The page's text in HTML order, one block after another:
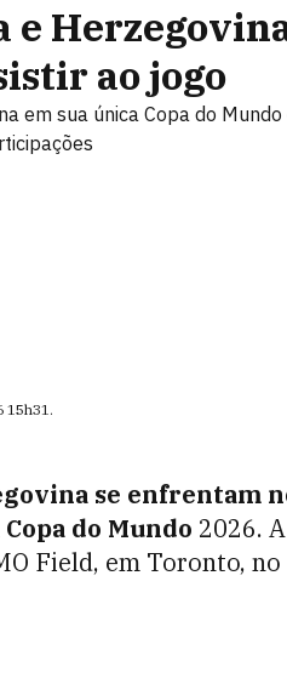
e
ao jogo
em sua única Copa do
15h31.
se enfrentam
Copa do Mundo 2026.
Field, em Toronto, no